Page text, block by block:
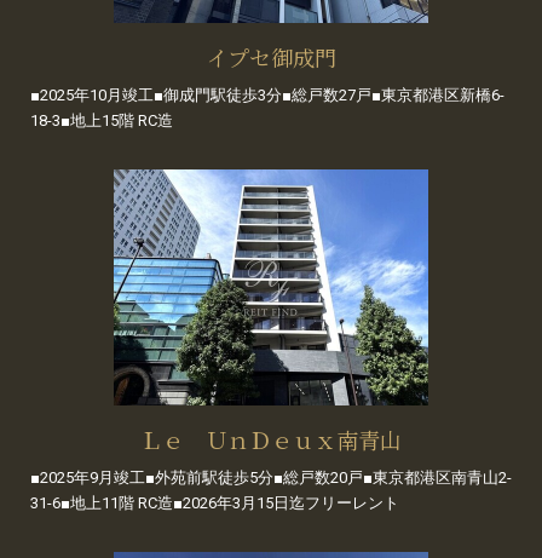
イプセ御成門
■2025年10月竣工■御成門駅徒歩3分■総戸数27戸■東京都港区新橋6-
18-3■地上15階 RC造
Ｌｅ ＵｎＤｅｕｘ南青山
■2025年9月竣工■外苑前駅徒歩5分■総戸数20戸■東京都港区南青山2-
31-6■地上11階 RC造■2026年3月15日迄フリーレント